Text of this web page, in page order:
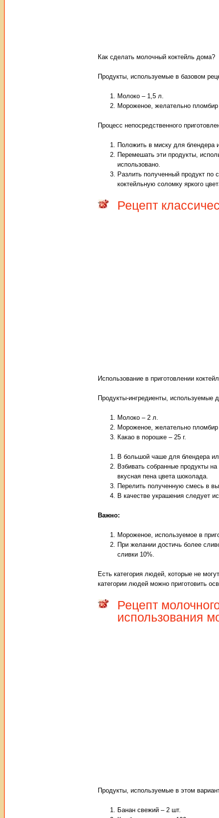
Как сделать молочный коктейль дома?
Продукты, используемые в базовом
Молоко – 1,5 л.
Мороженое, желательно пломбир
Процесс непосредственного
Положить в миску для блендера
Перемешать эти продукты,
использовано.
Разлить полученный продукт
коктейльную соломку яркого
Рецепт
Использование в приготовлении
Продукты-ингредиенты, используемые
Молоко – 2 л.
Мороженое, желательно пломбир
Какао в порошке – 25 г.
В большой чаше для блендера
Взбивать собранные продукты
вкусная пена цвета шоколада.
Перелить полученную смесь в
В качестве украшения следует
Важно:
Мороженое, используемое в
При желании достичь более
сливки 10%.
Есть категория людей, которые не
категории людей можно приготовить
Рецепт
использования
Продукты, используемые в этом
Банан свежий – 2 шт.